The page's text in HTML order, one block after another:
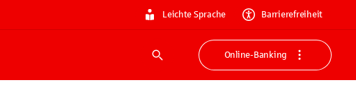
Leichte Sprache Barrierefreiheit
Suche
Online-Banking